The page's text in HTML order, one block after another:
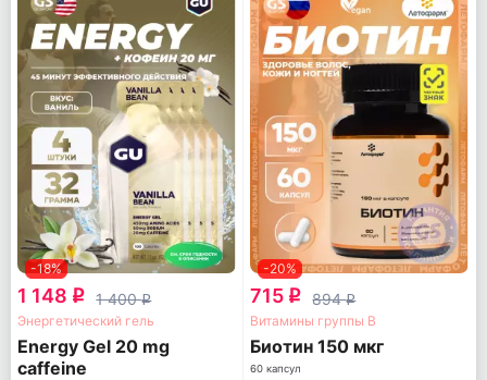
-18%
1 148 q 1 400q
Энергетический гель
Energy Gel 20 mg
caffeine
-20%
715 q 894q
Витамины группы B
Биотин 150 мкг
60 капсул